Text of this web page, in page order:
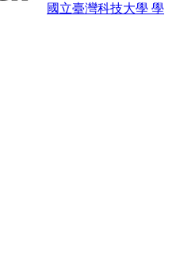
國立臺灣科技大學 學